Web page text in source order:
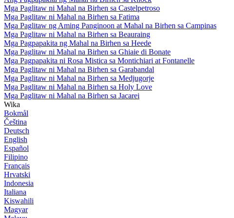
Mga Paglitaw ni Mahal na Birhen sa Castelpetroso
Mga Paglitaw ni Mahal na Birhen sa Fatima
Mga Paglitaw ng Aming Panginoon at Mahal na Birhen sa Campinas
Mga Paglitaw ni Mahal na Birhen sa Beauraing
Mga Pagpapakita ng Mahal na Birhen sa Heede
Mga Paglitaw ni Mahal na Birhen sa Ghiaie di Bonate
Mga Pagpapakita ni Rosa Mistica sa Montichiari at Fontanelle
Mga Paglitaw ni Mahal na Birhen sa Garabandal
Mga Paglitaw ni Mahal na Birhen sa Medjugorje
Mga Paglitaw ni Mahal na Birhen sa Holy Love
Mga Paglitaw ni Mahal na Birhen sa Jacarei
Wika
Bokmål
Čeština
Deutsch
English
Español
Filipino
Français
Hrvatski
Indonesia
Italiana
Kiswahili
Magyar